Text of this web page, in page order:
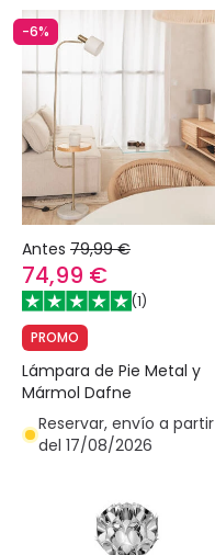
-6%
Antes 79,99 €
74,99 €
(1)
PROMO
Lámpara de Pie Metal y
Mármol Dafne
Reservar, envío a partir
del 17/08/2026